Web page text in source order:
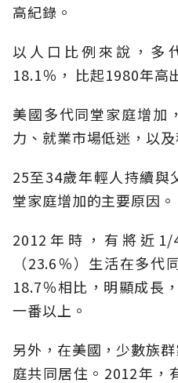
高紀錄。
以人口比例來說，多
18.1％， 比起1980年高
美國多代同堂家庭增加
力、就業市場低迷，以
25至34歲年輕人持續與
堂家庭增加的主要原因。
2012年時，有將近
（23.6％）生活在多代
18.7％相比，明顯成長
一番以上。
另外，在美國，少數族
庭共同居住。2012年，